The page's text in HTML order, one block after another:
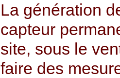
La génération
capteur
site, sous le
faire des